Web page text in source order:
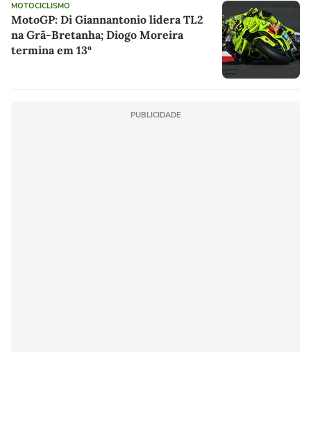
MOTOCICLISMO
MotoGP: Di Giannantonio lidera TL2
na Grã-Bretanha; Diogo Moreira
termina em 13º
PUBLICIDADE